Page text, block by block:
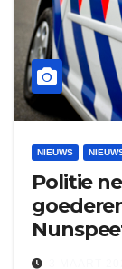
NIEUWS
Politie